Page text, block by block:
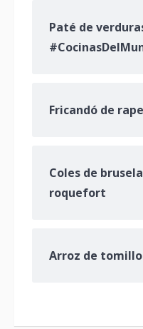
Paté de
Fricandó de rape
Coles de
roquefort
Arroz de tomillo